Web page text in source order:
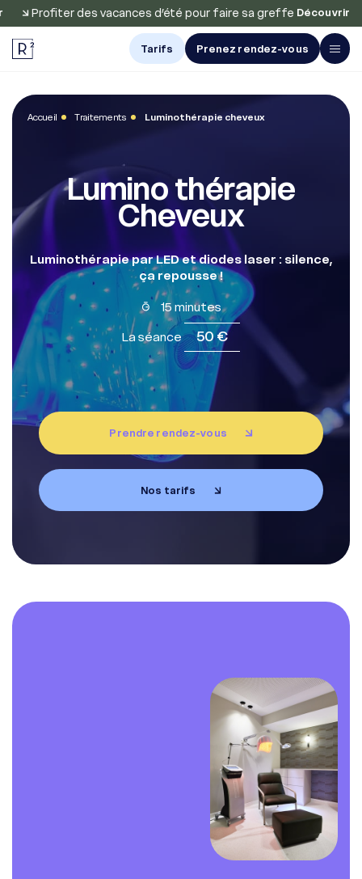
Profiter des vacances d’été pour faire sa greffeDécouvrir
Avis et
Résultats
Greffe
de barbe
de sourcils
Traitements
À propos
Nos centres
Diagnostic en ligne
Tarifs
Tarifs Prenez rendez-vous
Accueil Traitements Luminothérapie cheveux
Lumino thérapie
Cheveux
Luminothérapie par LED et diodes laser : silence,
ça repousse !
15 minutes
La séance
50 €
Prendre rendez-vous
Nos tarifs